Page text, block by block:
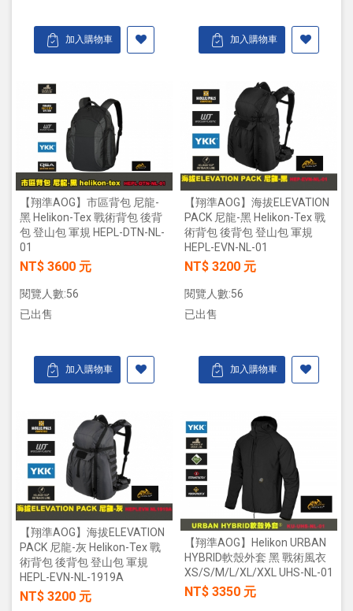
加入購物車 加入購物車
【翔準AOG】市區背包 尼龍-
黑 Helikon-Tex 戰術背包 後背
包 登山包 軍規 HEPL-DTN-NL-
01
NT$ 3600 元
閱覽人數:56
已出售
加入購物車
【翔準AOG】海拔ELEVATION
PACK 尼龍-黑 Helikon-Tex 戰
術背包 後背包 登山包 軍規
HEPL-EVN-NL-01
NT$ 3200 元
閱覽人數:56
已出售
加入購物車
【翔準AOG】海拔ELEVATION
PACK 尼龍-灰 Helikon-Tex 戰
術背包 後背包 登山包 軍規
HEPL-EVN-NL-1919A
NT$ 3200 元
【翔準AOG】Helikon URBAN
HYBRID軟殼外套 黑 戰術風衣
XS/S/M/L/XL/XXL UHS-NL-01
NT$ 3350 元